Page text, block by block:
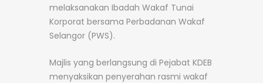
melaksanakan Ibadah Wakaf Tunai
Korporat bersama Perbadanan Wakaf
Selangor (PWS).
Majlis yang berlangsung di Pejabat KDEB
menyaksikan penyerahan rasmi wakaf